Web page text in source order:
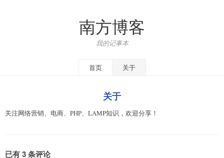
南方博客
我的记事本
首页 关于
关于
关注网络营销、电商、PHP、LAMP知识，欢迎分享！
已有 3 条评论